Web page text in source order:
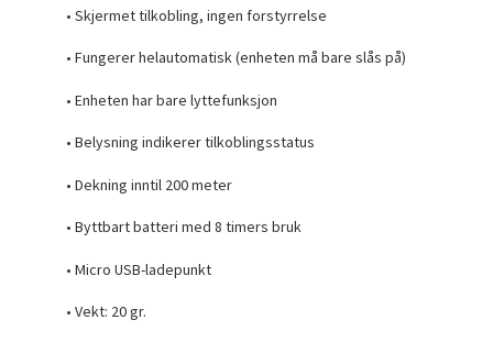
• Skjermet tilkobling, ingen forstyrrelse
• Fungerer helautomatisk (enheten må bare slås på)
• Enheten har bare lyttefunksjon
• Belysning indikerer tilkoblingsstatus
• Dekning inntil 200 meter
• Byttbart batteri med 8 timers bruk
• Micro USB-ladepunkt
• Vekt: 20 gr.